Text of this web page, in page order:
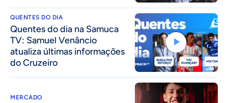
QUENTES DO DIA
Quentes do dia na Samuca
TV: Samuel Venâncio
atualiza últimas informações
do Cruzeiro
MERCADO